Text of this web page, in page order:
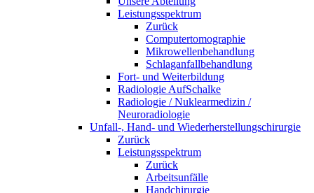
Leistungsspektrum
Zurück
Computertomographie
Mikrowellenbehandlung
Schlaganfallbehandlung
Fort- und Weiterbildung
Radiologie AufSchalke
Radiologie / Nuklearmedizin /
Neuroradiologie
Unfall-, Hand- und Wiederherstellungschirurgie
Zurück
Leistungsspektrum
Zurück
Arbeitsunfälle
Handchirurgie